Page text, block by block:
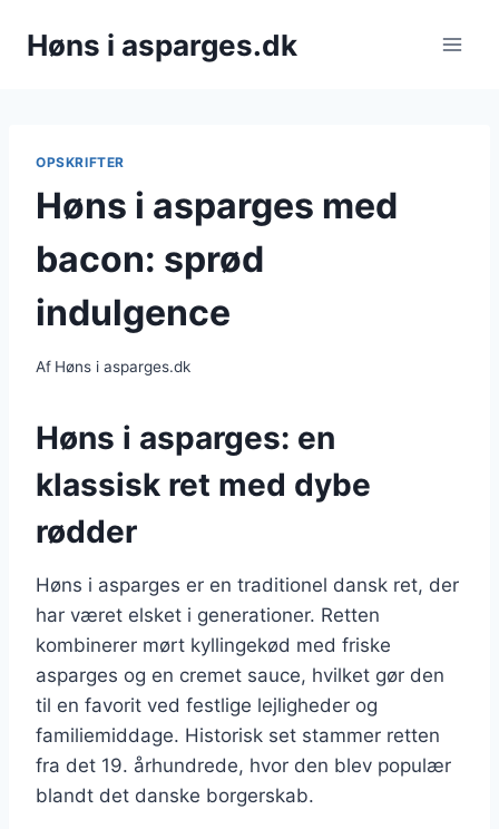
Høns i asparges.dk
OPSKRIFTER
Høns i asparges med
bacon: sprød
indulgence
Af Høns i asparges.dk
Høns i asparges: en
klassisk ret med dybe
rødder
Høns i asparges er en traditionel dansk ret, der
har været elsket i generationer. Retten
kombinerer mørt kyllingekød med friske
asparges og en cremet sauce, hvilket gør den
til en favorit ved festlige lejligheder og
familiemiddage. Historisk set stammer retten
fra det 19. århundrede, hvor den blev populær
blandt det danske borgerskab.